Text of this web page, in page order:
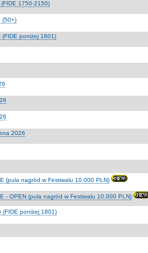
1750-2150)
(50+)
(FIDE poniżej 1801)
2026
(pula nagród w Festiwalu 10.000 PLN)
- OPEN (pula nagród w Festiwalu 10.000 PLN)
(FIDE poniżej 1801)